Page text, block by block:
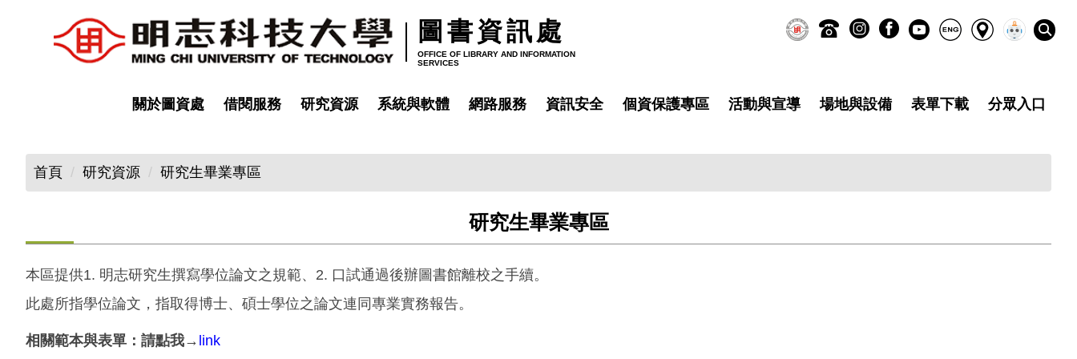
圖書資訊處
OFFICE OF LIBRARY AND INFORMATION
SERVICES
關於圖資處 借閱服務 研究資源 系統與軟體 網路服務 資訊安全 個資保護專區 活動與宣導 場地與設備 表單下載 分眾入口
首頁 研究資源 研究生畢業專區
研究生畢業專區
本區提供1. 明志研究生撰寫學位論文之規範、2. 口試通過後辦圖書館離校之手續。
此處所指學位論文，指取得博士、碩士學位之論文連同專業實務報告。
相關範本與表單：請點我→ link